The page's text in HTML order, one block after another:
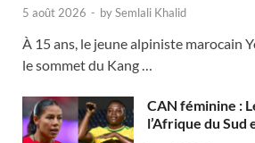
5 août 2026 - bySemlali Khalid
À 15 ans, le jeune alpiniste marocain
le sommet du Kang …
CAN féminine :
l’Afrique du Sud